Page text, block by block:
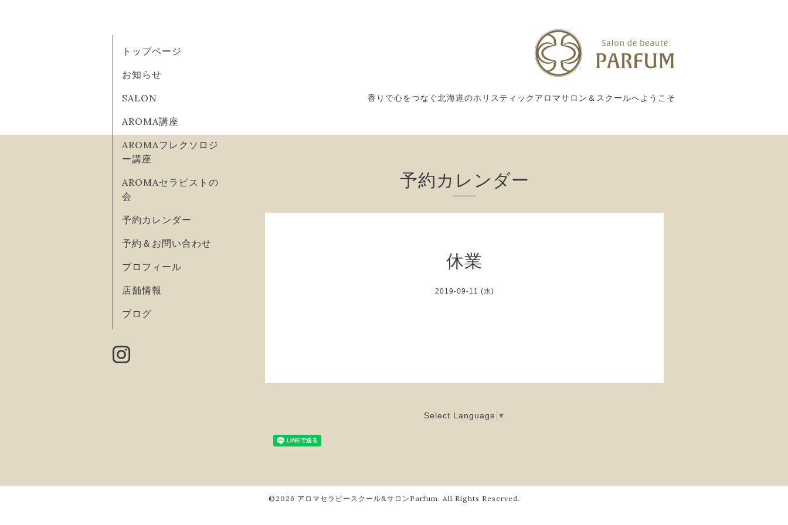
香りで心をつなぐ北海道のホリスティックアロマサロン＆スクールへようこそ
トップページ
お知らせ
SALON
AROMA講座
AROMAフレクソロジ
ー講座
AROMAセラピストの
会
予約カレンダー
予約＆お問い合わせ
プロフィール
店舗情報
ブログ
予約カレンダー
休業
2019-09-11 (水)
Select Language ▼
©2026 アロマセラピースクール&サロンParfum . All Rights Reserved.